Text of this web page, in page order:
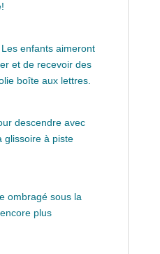
enfants aimeront
et de recevoir des
boîte aux lettres.
descendre avec
glissoire à piste
ombragé sous la
plus